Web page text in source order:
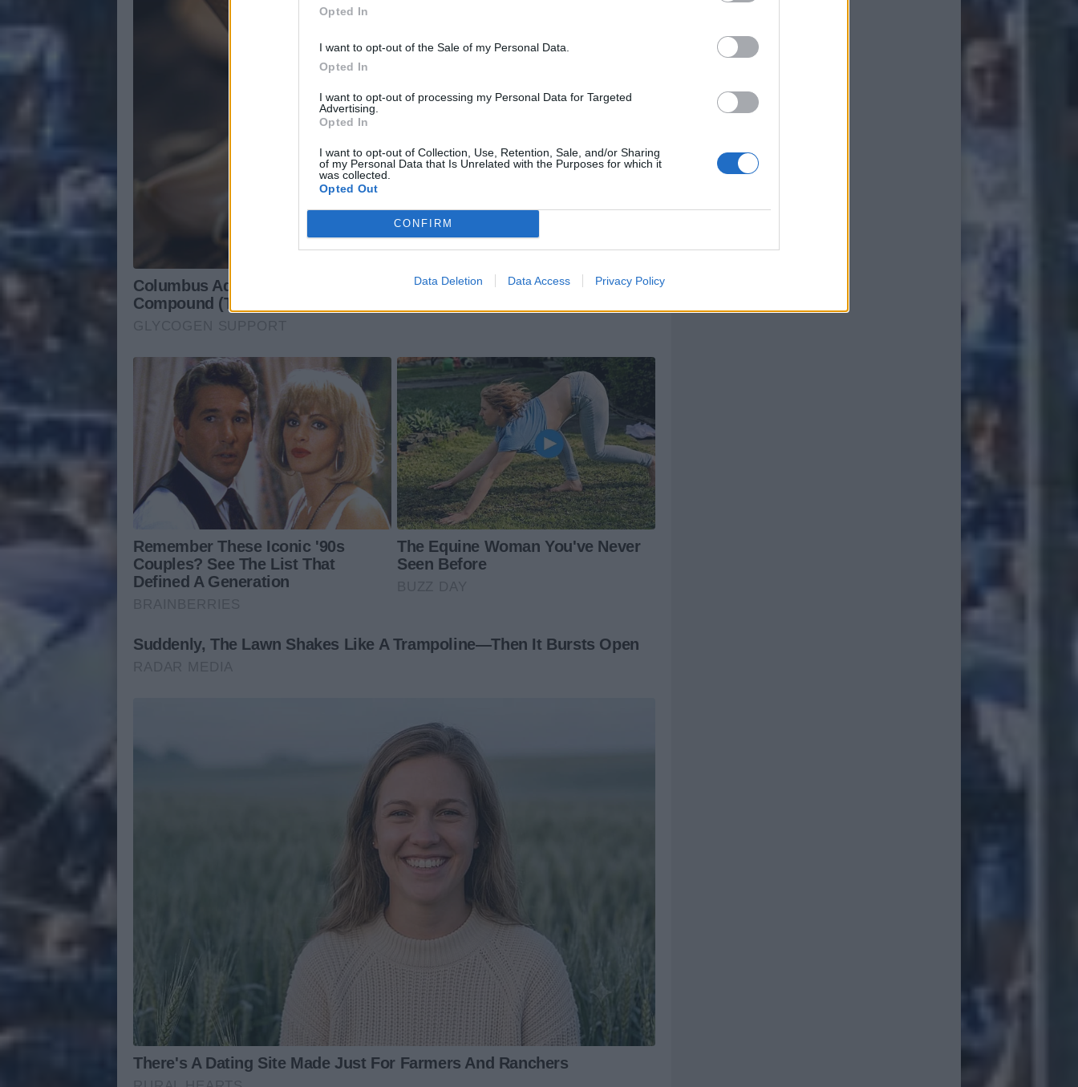
Opted In
I want to opt-out of the Sale of my Personal Data.
Opted In
I want to opt-out of processing my Personal Data for Targeted
Advertising.
Opted In
I want to opt-out of Collection, Use, Retention, Sale, and/or Sharing
of my Personal Data that Is Unrelated with the Purposes for which it
was collected.
Opted Out
CONFIRM
Data Deletion Data Access Privacy Policy